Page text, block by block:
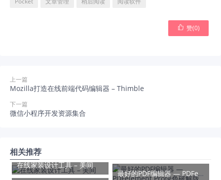
 赞(0)
上一篇
Mozilla打造在线前端代码编辑器 – Thimble
下一篇
微信小程序开发资源集合
相关推荐
在线家装设计工具 – 美间
最好的PDF编辑器 — PDFelement Pro绿色破解版